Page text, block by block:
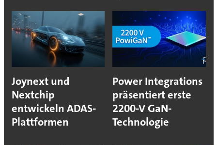
Joynext und
Nextchip
entwickeln ADAS-
Plattformen
Power Integrations
präsentiert erste
2200-V GaN-
Technologie